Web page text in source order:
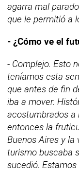
agarra mal
que le permitió a
- ¿Cómo ve el
- Complejo. Esto
teníamos esta
que antes de fin
iba a mover.
acostumbrados a
entonces la
Buenos Aires y la
turismo buscaba
sucedió.